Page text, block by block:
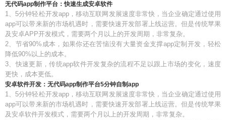
无代码app制作平台：快速生成安卓软件
1、5分钟轻松开发app，移动互联网发展速度非常快，当企业确定通过使用
app可以带来新的市场机遇时，需要快速开发部署上线运营。但是传统苹果
及安卓APP开发模式，需要两个月以上的开发周期，非常复杂。
2、节省90%成本，如果你还在苦恼没有大量资金支撑app定制开发，轻松
降低90%以上的成本。
3、快速更新，传统app软件开发复杂的流程不足以跟上市场的变化，速度
更快，成本更低。
安卓软件开发：无代码app制作平台5分钟自制app
1、5分钟轻松开发app，移动互联网发展速度非常快，当企业确定通过使用
app可以带来新的市场机遇时，需要快速开发部署上线运营。但是传统苹果
及安卓软件开发模式，需要两个月以上的开发周期，非常复杂。